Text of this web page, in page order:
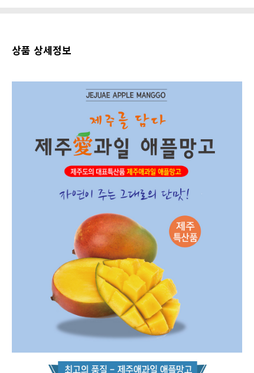
상품 상세정보